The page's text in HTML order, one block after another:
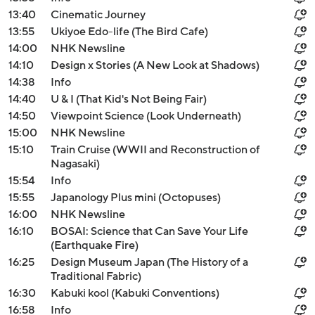
13:40
Cinematic Journey
13:55
Ukiyoe Edo-life (The Bird Cafe)
14:00
NHK Newsline
14:10
Design x Stories (A New Look at Shadows)
14:38
Info
14:40
U & I (That Kid's Not Being Fair)
14:50
Viewpoint Science (Look Underneath)
15:00
NHK Newsline
15:10
Train Cruise (WWII and Reconstruction of
Nagasaki)
15:54
Info
15:55
Japanology Plus mini (Octopuses)
16:00
NHK Newsline
16:10
BOSAI: Science that Can Save Your Life
(Earthquake Fire)
16:25
Design Museum Japan (The History of a
Traditional Fabric)
16:30
Kabuki kool (Kabuki Conventions)
16:58
Info